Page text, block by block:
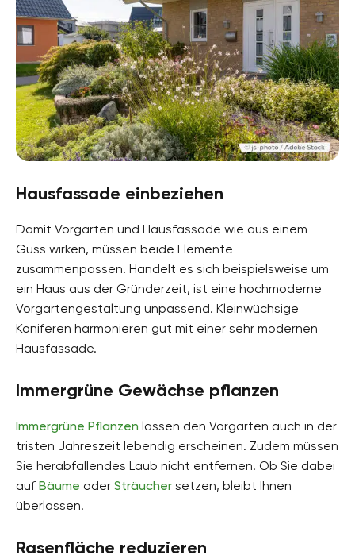
Hausfassade einbeziehen
Damit Vorgarten und Hausfassade wie aus einem
Guss wirken, müssen beide Elemente
zusammenpassen. Handelt es sich beispielsweise um
ein Haus aus der Gründerzeit, ist eine hochmoderne
Vorgartengestaltung unpassend. Kleinwüchsige
Koniferen harmonieren gut mit einer sehr modernen
Hausfassade.
Immergrüne Gewächse pflanzen
Immergrüne Pflanzen lassen den Vorgarten auch in der
tristen Jahreszeit lebendig erscheinen. Zudem müssen
Sie herabfallendes Laub nicht entfernen. Ob Sie dabei
auf Bäume oder Sträucher setzen, bleibt Ihnen
überlassen.
Rasenfläche reduzieren